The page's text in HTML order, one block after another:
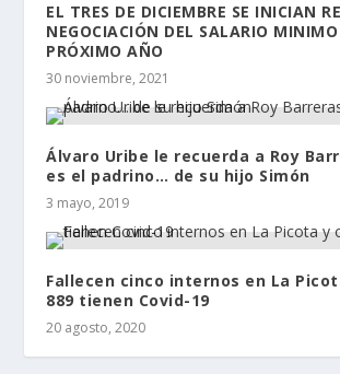
EL TRES DE DICIEMBRE SE INICIAN
NEGOCIACIÓN DEL SALARIO
PRÓXIMO AÑO
30 noviembre, 2021
Álvaro Uribe le recuerda a Roy
es el padrino… de su hijo Simón
3 mayo, 2019
Fallecen cinco internos en La
889 tienen Covid-19
20 agosto, 2020